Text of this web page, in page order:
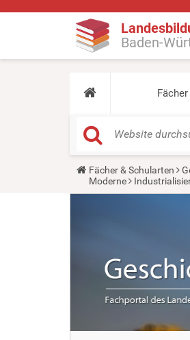
Baden-
Y
u
Fächer & Schularten
Moderne